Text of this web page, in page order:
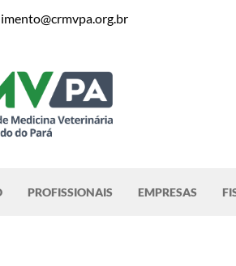
PROFISSIONAIS EMPRESAS